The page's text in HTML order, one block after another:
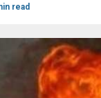
read